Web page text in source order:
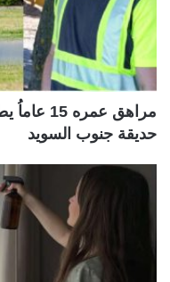
مراهق
حديقة جنوب السويد